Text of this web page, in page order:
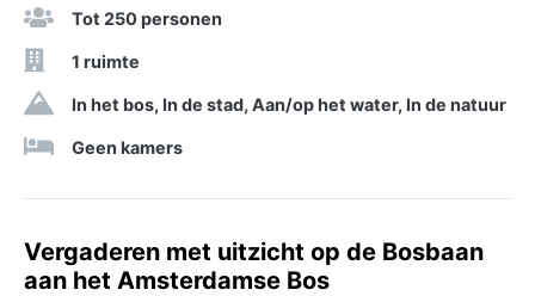
Tot 250 personen
1 ruimte
In het bos, In de stad, Aan/op het water, In de natuur
Geen kamers
Vergaderen met uitzicht op de Bosbaan
aan het Amsterdamse Bos